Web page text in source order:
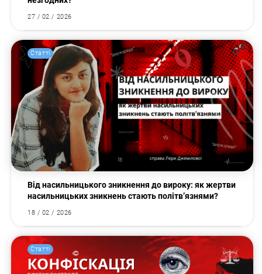
Пошук за запитом:
27 / 02 / 2026
Статті
Від насильницького зникнення до вироку: як жертви
насильницьких зникнень стають політв’язнями?
18 / 02 / 2026
Статті